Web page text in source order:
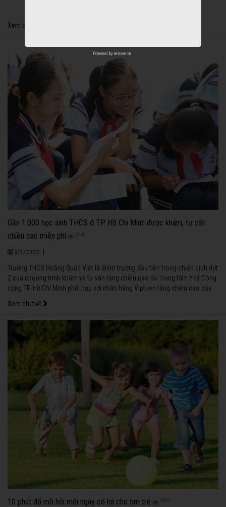
Xem chi tiết
Gần 1.000 học sinh THCS ở TP. Hồ Chí Minh được khám, tư vấn
chiều cao miễn phí
8/17/2020
Trường THCS Hoàng Quốc Việt là điểm trường đầu tiên trong chiến dịch đợt
2 của chương trình khám và tư vấn tăng chiều cao do Trung tâm Y tế Công
cộng TP. Hồ Chí Minh phối hợp với nhãn hàng Vipteen tăng chiều cao của
Công ty CP Dược phẩm Vinh Gia tổ chức tại 9 trường THCS trên địa bàn
thành phố Hồ Chí Minh, kéo dài từ ngày 3/5 đến ngày 25/5/2017.
Xem chi tiết
10 phút đổ mồ hôi mỗi ngày có lợi cho tim trẻ
Powered by netcore.vn